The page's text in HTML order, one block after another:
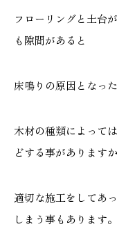
ACCESS MAP
053-488-
10:00〜19:00 水曜定
フローリングと土台
も隙間があると
床鳴りの原因となっ
木材の種類によって
どする事がありますか
適切な施工をしてあ
しまう事もあります。